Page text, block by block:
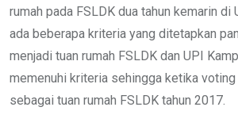
rumah pada FSLDK dua tahun kemarin di
ada beberapa kriteria yang ditetapkan
menjadi tuan rumah FSLDK dan UPI
memenuhi kriteria sehingga ketika
sebagai tuan rumah FSLDK tahun 2017.